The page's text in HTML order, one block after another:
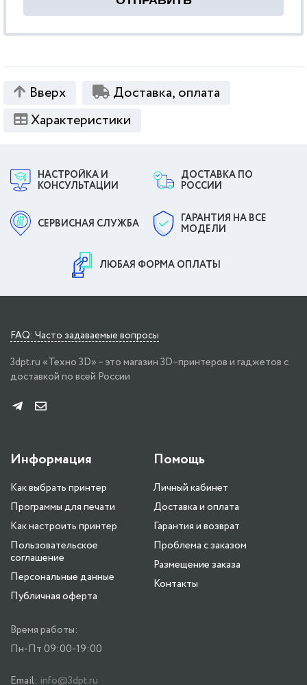
Вверх
Доставка, оплата
Характеристики
НАСТРОЙКА И
КОНСУЛЬТАЦИИ
ДОСТАВКА ПО
РОССИИ
СЕРВИСНАЯ СЛУЖБА
ГАРАНТИЯ НА ВСЕ
МОДЕЛИ
ЛЮБАЯ ФОРМА ОПЛАТЫ
FAQ: Часто задаваемые вопросы
3dpt.ru «Техно 3D» – это магазин 3D–принтеров и гаджетов с
доставкой по всей России
Информация
Как выбрать принтер
Программы для печати
Как настроить принтер
Пользовательское
соглашение
Персональные данные
Публичная оферта
Помощь
Личный кабинет
Доставка и оплата
Гарантия и возврат
Проблема с заказом
Размещение заказа
Контакты
Время работы:
Пн-Пт 09:00-19:00
Email: info@3dpt.ru